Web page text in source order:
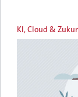
KI, Cloud &